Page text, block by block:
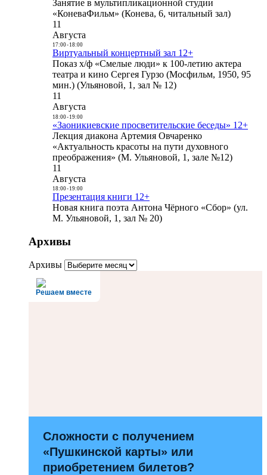
Занятие в мультипликационной студии
«КоневаФильм» (Конева, 6, читальный зал)
11
Августа
17:00- 18:00
Виртуальный концертный зал 12+
Показ х/ф «Смелые люди» к 100-летию актера
театра и кино Сергея Гурзо (Мосфильм, 1950, 95
мин.) (Ульяновой, 1, зал № 12)
11
Августа
18:00- 19:00
«Заоникиевские просветительские беседы» 12+
Лекция диакона Артемия Овчаренко
«Актуальность красоты на пути духовного
преображения» (М. Ульяновой, 1, зале №12)
11
Августа
18:00- 19:00
Презентация книги 12+
Новая книга поэта Антона Чёрного «Сбор» (ул.
М. Ульяновой, 1, зал № 20)
Архивы
Архивы
Решаем вместе
Сложности с получением
«Пушкинской карты» или
приобретением билетов?